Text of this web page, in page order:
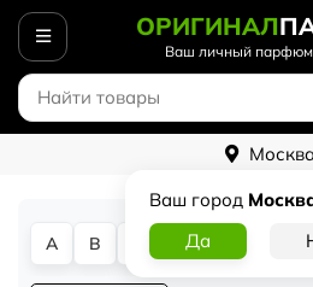
ОРИГИНАЛ
Ваш личный
Москва
Ваш город
A B D